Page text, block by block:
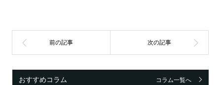
おすすめコラム コラム一覧へ